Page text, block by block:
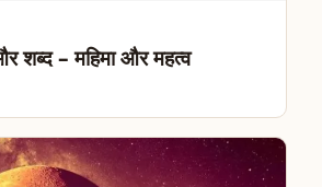
शब्द – महिमा और महत्व